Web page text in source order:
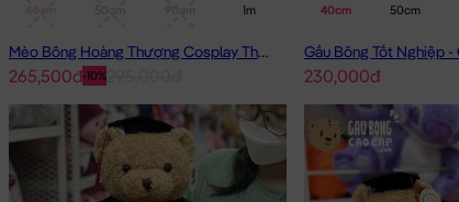
1m
Mèo Bông Hoàng Thượng Cosplay Thỏ Hồng
-10%
265,500đ
40cm 50cm
230,000đ